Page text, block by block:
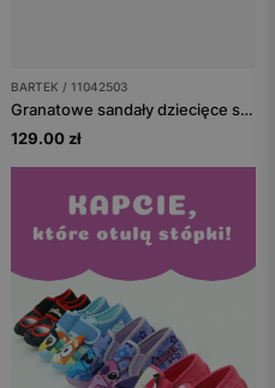
BARTEK / 11042503
Granatowe sandały dziecięce sportowe z zapięciem na rzep BARTEK 11042503
129.00 zł